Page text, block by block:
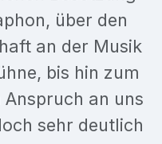
über den
an der Musik
bis hin zum
an uns
sehr deutlich